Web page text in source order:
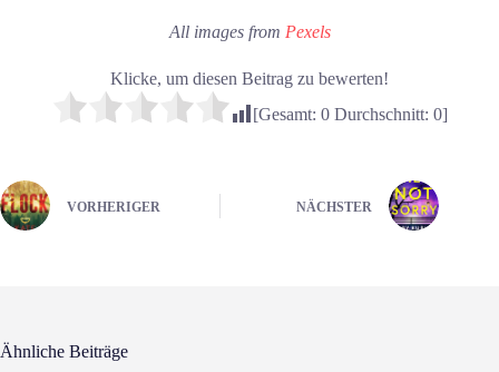
All images from Pexels
Klicke, um diesen Beitrag zu bewerten!
[Gesamt: 0Durchschnitt: 0]
VORHERIGER NÄCHSTER
Ähnliche Beiträge